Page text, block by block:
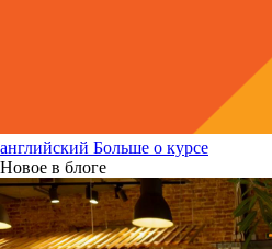
английский Больше о курсе
Новое в блоге